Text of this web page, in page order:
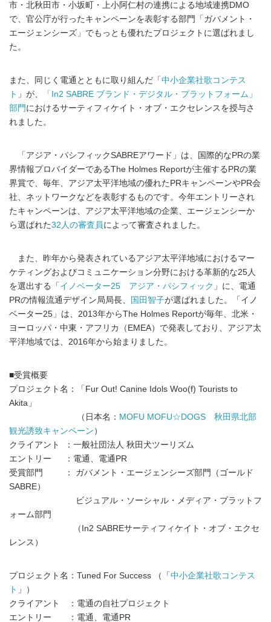
市・北秋田市・小坂町・上小阿仁村の連携による地域連携DMO
で、官公庁が行ったキャンペーンを表彰する部門「ガバメント・
エージェンシーズ」でもっとも優れたプロジェクトに選ばれまし
た。
また、同じく電通とともに取り組んだ「 中小企業社歌コンテス
ト 」が、
「In2 SABRE ブランド・デジタル・プラットフォーム」
部門 におけるサーティフィケイト・オブ・エクセレンスを授与さ
れました。
「アジア・パシフィックSABREアワード」は、国際的なPRの業
界情報プロバイダーであるThe Holmes Reportが主催するPRの業
界賞で、毎年、アジア太平洋地域の優れたPRキャンペーンやPR会
社、ネットワークなどを表彰するものです。今年エントリーされ
たキャンペーンは、アジア太平洋地域の企業、エージェンシーか
ら選ばれた32人の審査員 によって審査されました。
また、昨年から発表されているアジア太平洋地域におけるマー
ケティングおよびコミュニケーション分野における革新的な25人
を選出する「 イノベーター25 アジア・パシフィック 」に、電通
PRの情報流通デザイン局局長、
国田智子が選ばれました。「イノ
ベーター25」は、2013年からThe Holmes Reportが毎年、北米・
ヨーロッパ・中東・アフリカ（EMEA）で発表しており、アジア太
平洋地域では、2016年から始まりました。
■受賞概要
プロジェクト名：「Fur Out! Canine Idols Woo(f) Tourists to
Akita」
（日本名： MOFU MOFU☆DOGS 秋田県北部
観光誘致キャンペーン ）
クライアント ：一般社団法人 秋田犬ツーリズム
エントリー ：電通、電通PR
受賞部門 ： ガバメント・エージェンシーズ部門（ゴールド
SABRE）
ビジュアル・ソーシャル・メディア・プラットフ
ォーム部門
（In2 SABREサーティフィケイト・オブ・エクセ
レンス）
プロジェクト名：Tuned For Success （「 中小企業社歌コンテス
ト 」）
クライアント ：電通の自社プロジェクト
エントリー ：電通、電通PR